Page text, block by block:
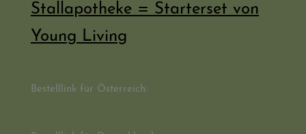
Stallapotheke = Starterset von
Young Living
Bestelllink für Österreich: